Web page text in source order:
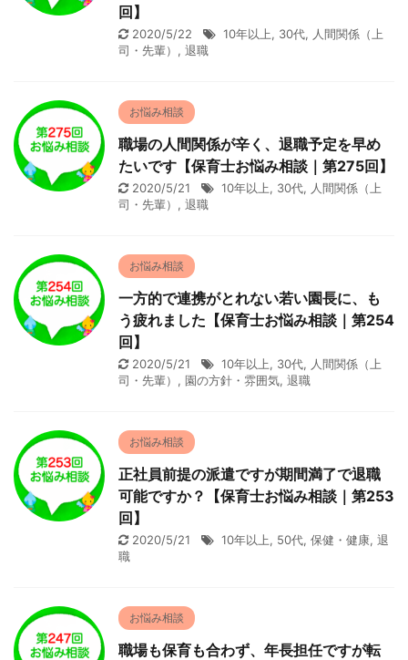
回】
2020/5/22 10年以上, 30代, 人間関係（上
司・先輩） , 退職
お悩み相談
職場の人間関係が辛く、退職予定を早め
たいです【保育士お悩み相談｜第275回】
2020/5/21 10年以上, 30代, 人間関係（上
司・先輩） , 退職
お悩み相談
一方的で連携がとれない若い園長に、も
う疲れました【保育士お悩み相談｜第254
回】
2020/5/21 10年以上, 30代, 人間関係（上
司・先輩） , 園の方針・雰囲気, 退職
お悩み相談
正社員前提の派遣ですが期間満了で退職
可能ですか？【保育士お悩み相談｜第253
回】
2020/5/21 10年以上, 50代, 保健・健康, 退
職
お悩み相談
職場も保育も合わず、年長担任ですが転